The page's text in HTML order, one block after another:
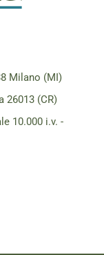
Milano (MI)
26013 (CR)
10.000 i.v. -